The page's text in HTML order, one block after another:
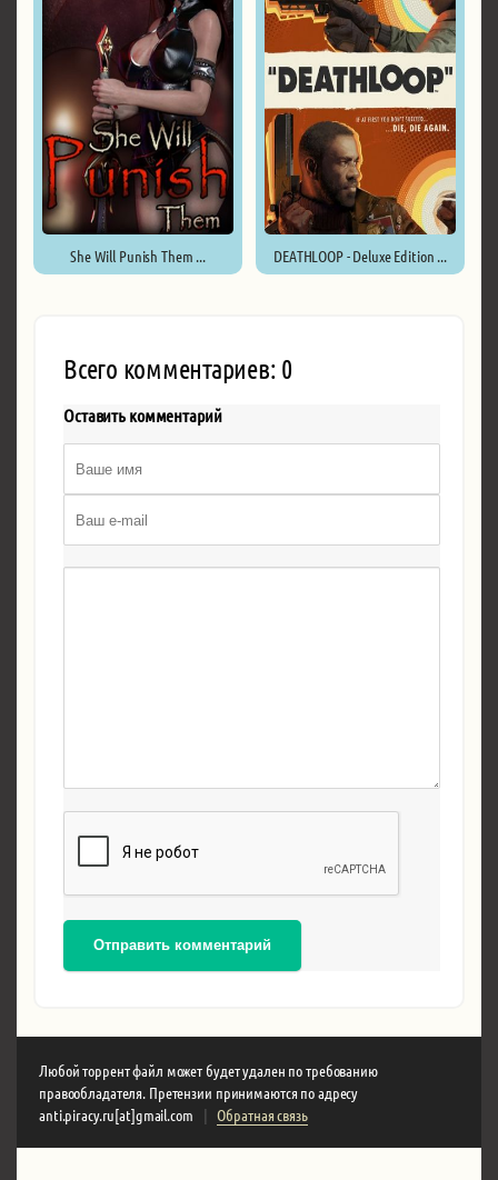
She Will Punish Them ... DEATHLOOP - Deluxe Edition ...
Всего комментариев: 0
Оставить комментарий
Отправить комментарий
Любой торрент файл может будет удален по требованию
правообладателя. Претензии принимаются по адресу
anti.piracy.ru[at]gmail.com
| Обратная связь